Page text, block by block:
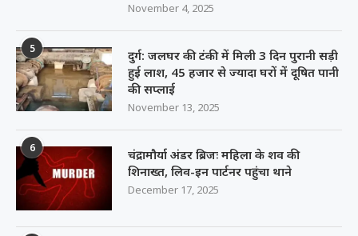
November 4, 2025
5
दुर्ग: जलघर की टंकी में मिली 3 दिन पुरानी सड़ी
हुई लाश, 45 हजार से ज्यादा घरों में दूषित पानी
की सप्लाई
November 13, 2025
6
चंद्रामौर्या अंडर ब्रिजः महिला के शव की
शिनाख्त, लिव-इन पार्टनर पहुंचा थाने
December 17, 2025